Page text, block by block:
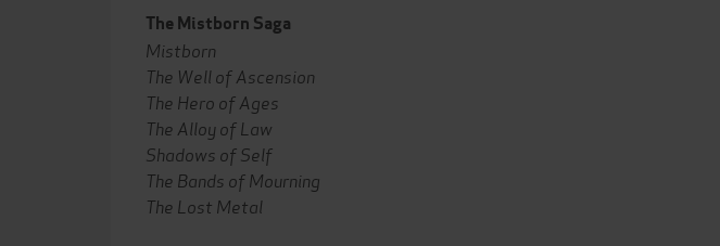
The Mistborn Saga
Mistborn
The Well of Ascension
The Hero of Ages
The Alloy of Law
Shadows of Self
The Bands of Mourning
The Lost Metal